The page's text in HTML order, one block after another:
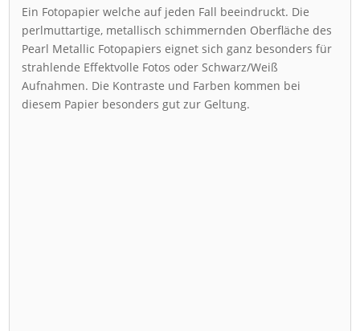
Ein Fotopapier welche auf jeden Fall beeindruckt. Die
perlmuttartige, metallisch schimmernden Oberfläche des
Pearl Metallic Fotopapiers eignet sich ganz besonders für
strahlende Effektvolle Fotos oder Schwarz/Weiß
Aufnahmen. Die Kontraste und Farben kommen bei
diesem Papier besonders gut zur Geltung.